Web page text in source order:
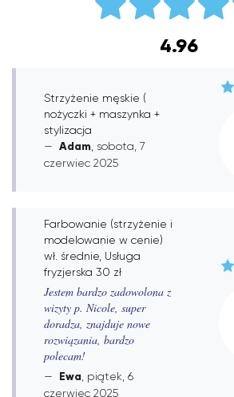
4.96
Strzyżenie męskie (
nożyczki + maszynka +
stylizacja
Adam , sobota, 7
czerwiec 2025
Farbowanie (strzyżenie i
modelowanie w cenie)
wł. średnie, Usługa
fryzjerska 30 zł
Jestem bardzo zadowolona z
wizyty p. Nicole, super
doradza, znajduje nowe
rozwiązania, bardzo
polecam!
Ewa , piątek, 6
czerwiec 2025